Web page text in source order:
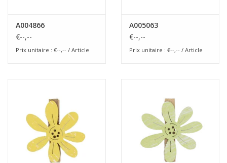
A004866
€--,--
Prix unitaire : €--,-- / Article
A005063
€--,--
Prix unitaire : €--,-- / Article